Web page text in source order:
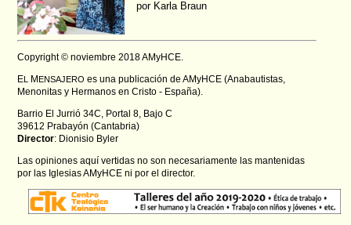
por Karla Braun
Copyright © noviembre 2018 AMyHCE.
EL MENSAJERO es una publicación de AMyHCE (Anabautistas,
Menonitas y Hermanos en Cristo - España).
Barrio El Jurrió 34C, Portal 8, Bajo C
39612 Prabayón (Cantabria)
Director: Dionisio Byler
Las opiniones aquí vertidas no son necesariamente las mantenidas
por las Iglesias AMyHCE ni por el director.